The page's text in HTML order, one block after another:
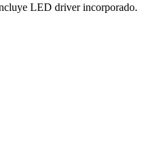
LED driver incorporado.